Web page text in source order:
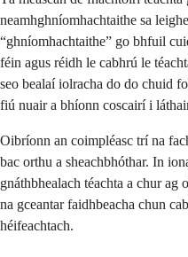
neamhghníomhachtaithe sa
“ghníomhachtaithe” go bhfuil
féin agus réidh le cabhrú le
seo bealaí iolracha do do chuid
fiú nuair a bhíonn coscairí i
Oibríonn an coimpléasc trí na
bac orthu a sheachbhóthar. In
gnáthbhealach téachta a chur ag
na gceantar faidhbeacha chun
héifeachtach.